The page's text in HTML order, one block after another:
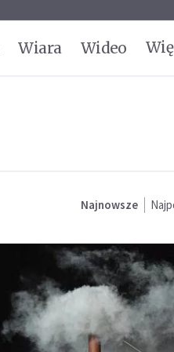
Wiara Wideo
Najnowsze